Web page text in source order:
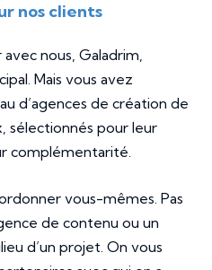
nos clients
nous, Galadrim,
Mais vous avez
d’agences de création de
sélectionnés pour leur
complémentarité.
vous-mêmes. Pas
de contenu ou un
d’un projet. On vous